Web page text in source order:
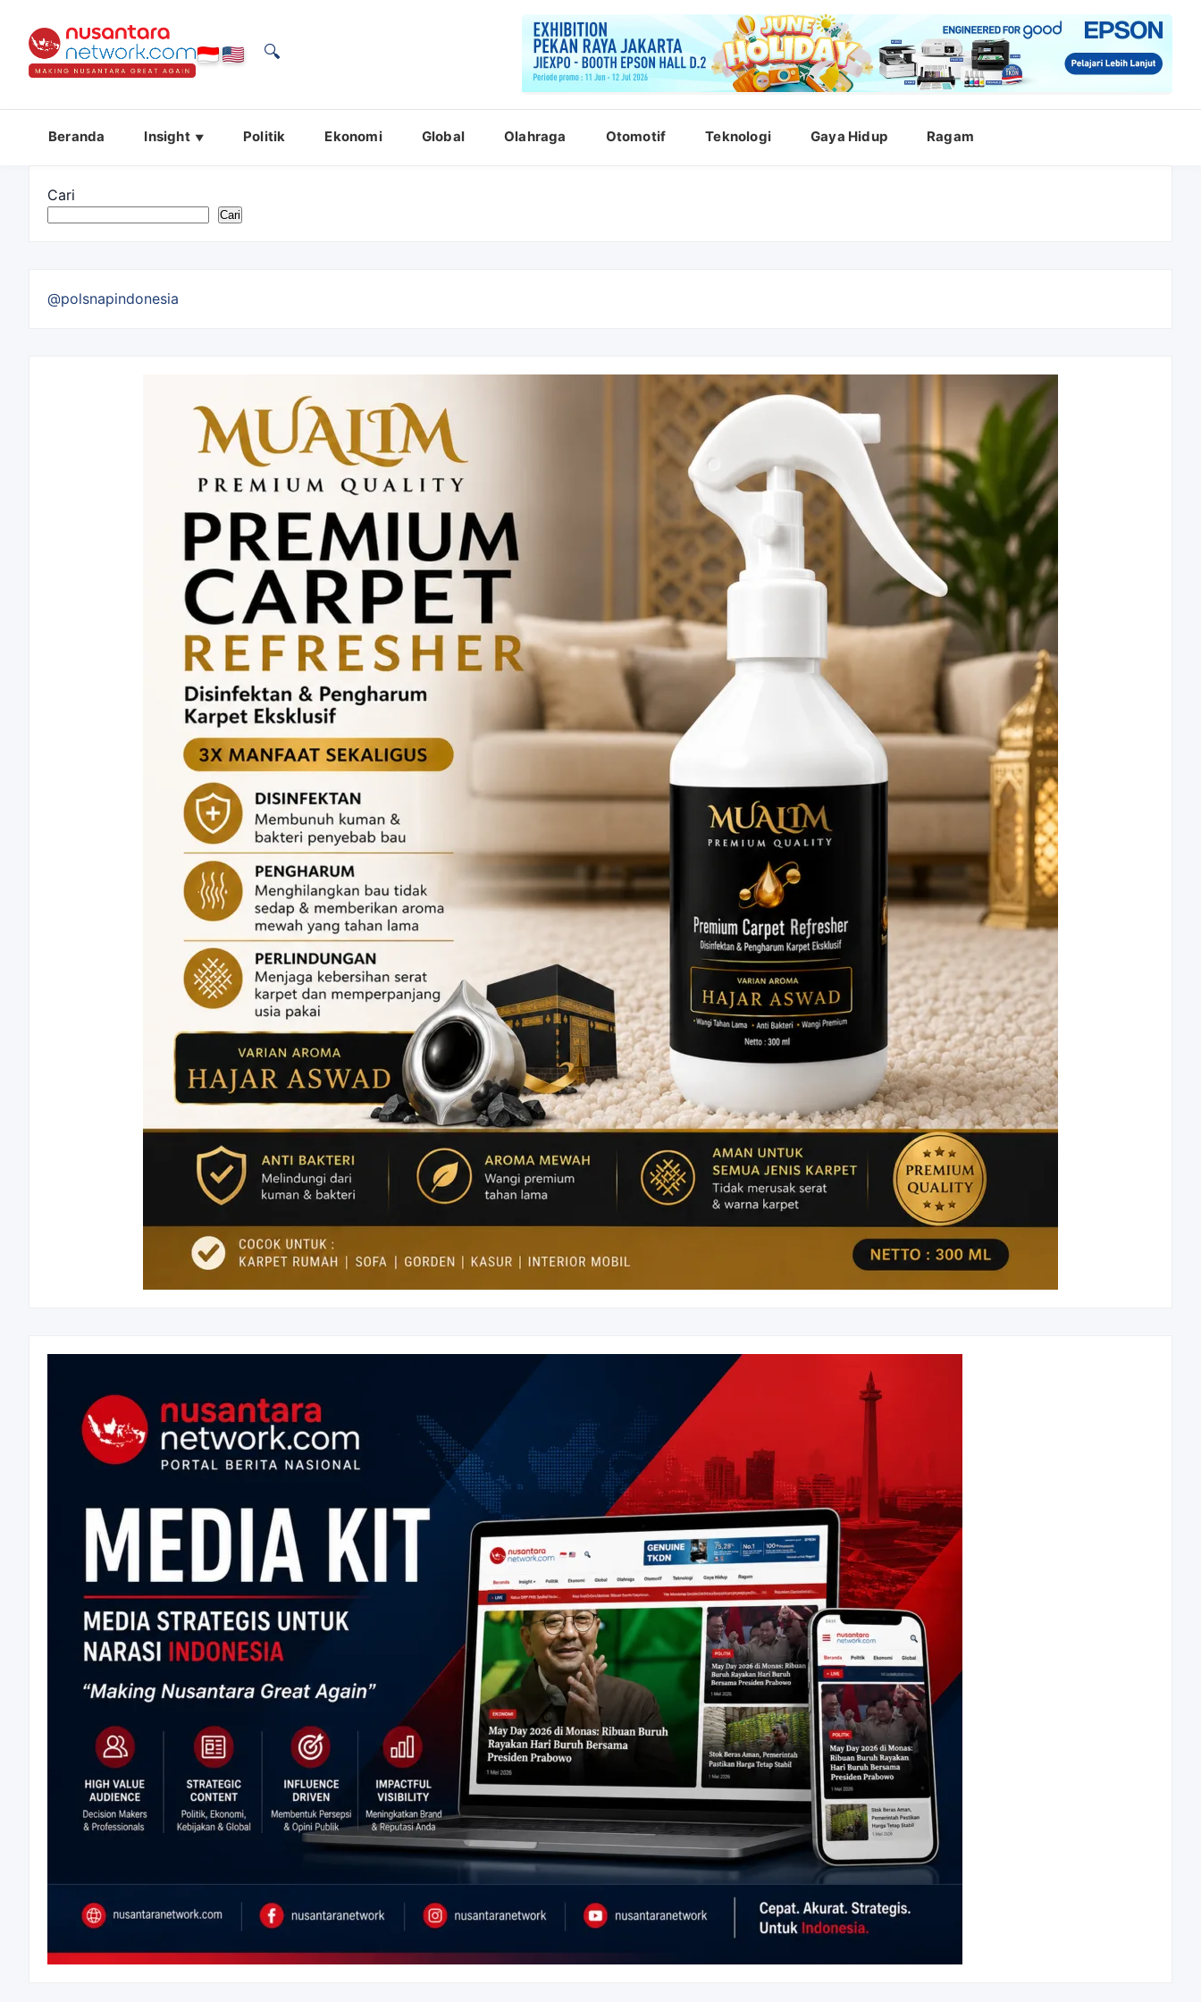
🔍
Beranda Insight Politik Ekonomi Global Olahraga Otomotif Teknologi Gaya Hidup Ragam
Cari
Cari
@polsnapindonesia